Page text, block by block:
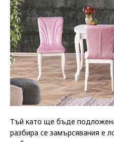
Тъй като ще бъде
разбира се замърсявания е